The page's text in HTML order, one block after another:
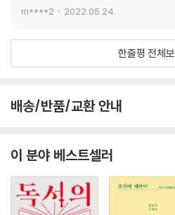
m****2 2022.05.24.
한줄평 전체보
배송/반품/교환 안내
이 분야 베스트셀러